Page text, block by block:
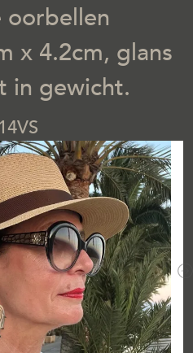
oorbellen
x 4.2cm, glans
in gewicht.